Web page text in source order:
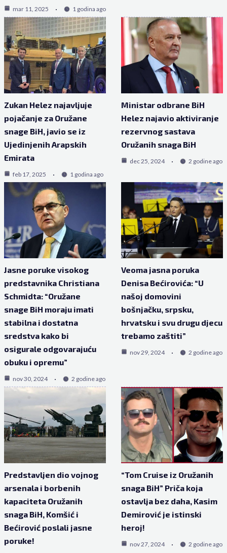
mar 11, 2025 1 godina ago
Zukan Helez najavljuje
pojačanje za Oružane
snage BiH, javio se iz
Ujedinjenih Arapskih
Emirata
feb 17, 2025 1 godina ago
Ministar odbrane BiH
Helez najavio aktiviranje
rezervnog sastava
Oružanih snaga BiH
dec 25, 2024 2 godine ago
Jasne poruke visokog
predstavnika Christiana
Schmidta: “Oružane
snage BiH moraju imati
stabilna i dostatna
sredstva kako bi
osigurale odgovarajuću
obuku i opremu”
nov 30, 2024 2 godine ago
Veoma jasna poruka
Denisa Bećirovića: “U
našoj domovini
bošnjačku, srpsku,
hrvatsku i svu drugu djecu
trebamo zaštiti”
nov 29, 2024 2 godine ago
Predstavljen dio vojnog
arsenala i borbenih
kapaciteta Oružanih
snaga BiH, Komšić i
Bećirović poslali jasne
poruke!
“Tom Cruise iz Oružanih
snaga BiH” Priča koja
ostavlja bez daha, Kasim
Demirović je istinski
heroj!
nov 27, 2024 2 godine ago